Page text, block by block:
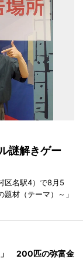
謎解きゲー
区名駅4）で8月5
材（テーマ）～」
」 200匹の弥富金